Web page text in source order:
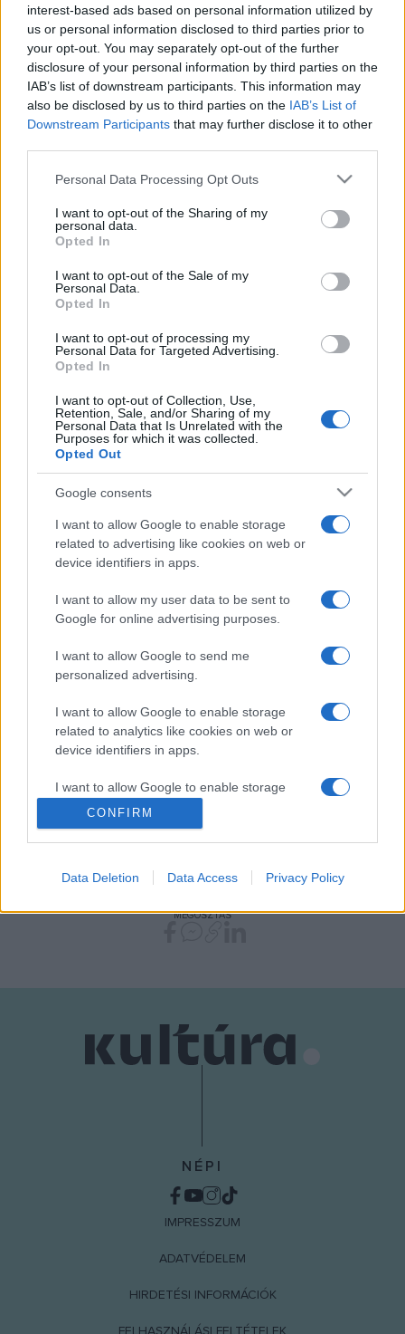
interest-based ads based on personal information utilized by
us or personal information disclosed to third parties prior to
your opt-out. You may separately opt-out of the further
disclosure of your personal information by third parties on the
IAB’s list of downstream participants. This information may
also be disclosed by us to third parties on the IAB’s List of
Downstream Participants that may further disclose it to other
Please note that this website/app uses one or more Google
not limited to your visit or usage behaviour. You may click to
grant or deny consent to Google and its third-party tags to
use your data for below specified purposes in below Google
consent section.
Personal Data Processing Opt Outs
I want to opt-out of the Sharing of my
personal data.
Opted In
I want to opt-out of the Sale of my
Personal Data.
Opted In
I want to opt-out of processing my
Personal Data for Targeted Advertising.
Opted In
I want to opt-out of Collection, Use,
Retention, Sale, and/or Sharing of my
Personal Data that Is Unrelated with the
Purposes for which it was collected.
Opted Out
Google consents
I want to allow Google to enable storage
related to advertising like cookies on web or
device identifiers in apps.
I want to allow my user data to be sent to
Google for online advertising purposes.
I want to allow Google to send me
personalized advertising.
I want to allow Google to enable storage
related to analytics like cookies on web or
device identifiers in apps.
I want to allow Google to enable storage
related to functionality of the website or app.
I want to allow Google to enable storage
related to security, including authentication
CONFIRM
Data Deletion Data Access Privacy Policy
A papnőcímű produkciója is, a Krízis-trilógia
Magyarországon tavaly bemutatott befejező része. A darab
azt járja körül, hogy miként küzdenek meg a mai fiatalok
megkövesedett ideológiákkal és intézményekkel, és keresi
az utat egy igazságosabb társadalomhoz ? áll a fesztivál
A Bécsi Ünnepi Hetek intendánsa,
Handkekortárs osztrák író darabját viszi színpadra. Az
aranjuezi szép napok
fesztiválon lesz. Mihail Bulgakov
Mester és Margaritá
színpadi átirata Londonból,
Az operaprogramban a Bécsi Ünnepi Hetek "Verdi-
trilógiájának" középső darabját, a Traviatá
közönség. A Verdi-ciklus tavaly, a zeneszerző születésének
kétszázadik évfordulójára készülve indult és 2013-ban, a
bicentenárium évében zárul.
Folytatódik a video- performansz-, és irodalmi művészeti
szekció, az Into the City (A városba) is.
A május 11-én kezdődő és június 17-ig tartó fesztiválon 36
produkciót mutatnak be, összesen 207 előadásra kerül sor.
A Bécsi Ünnepi Hetek ünnepélyes megnyitó eseménye az
Ifjú Zenészek Eurovíziós Versenyének döntője lesz, a
Városháza előtti téren. A fiatal klasszikus zenei
tehetségeket az Osztrák Rádió (ORF) Szimfonikus Zenekara
MEGOSZTÁS
NÉPI
IMPRESSZUM
ADATVÉDELEM
HIRDETÉSI INFORMÁCIÓK
FELHASZNÁLÁSI FELTÉTELEK